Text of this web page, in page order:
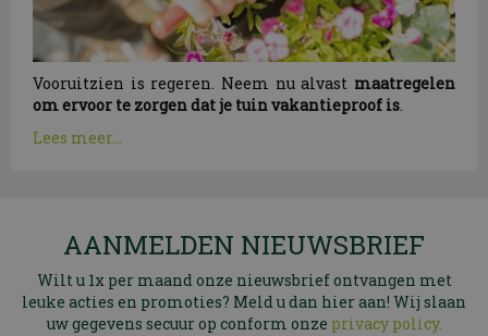
Vooruitzien is regeren. Neem nu alvast maatregelen
om ervoor te zorgen dat je tuin vakantieproof is.
Lees meer...
AANMELDEN NIEUWSBRIEF
Wilt u 1x per maand onze nieuwsbrief ontvangen met
leuke acties en promoties? Meld u dan hier aan! Wij slaan
uw gegevens secuur op conform onze privacy policy.